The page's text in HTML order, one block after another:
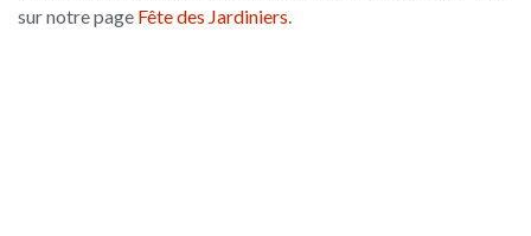
sur notre page Fête des Jardiniers.